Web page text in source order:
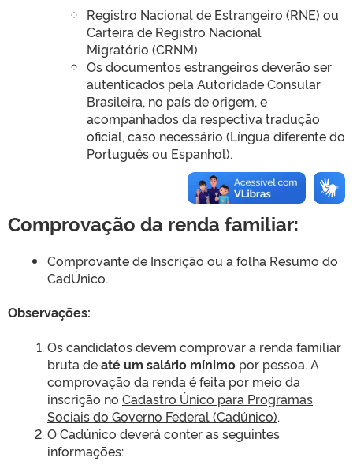
Registro Nacional de Estrangeiro (RNE) ou
Carteira de Registro Nacional
Migratório (CRNM).
Os documentos estrangeiros deverão ser
autenticados pela Autoridade Consular
Brasileira, no país de origem, e
acompanhados da respectiva tradução
oficial, caso necessário (Língua diferente do
Português ou Espanhol).
Comprovação da renda familiar:
Comprovante de Inscrição ou a folha Resumo do
CadÚnico.
Observações:
Os candidatos devem comprovar a renda familiar
bruta deaté um salário mínimo por pessoa. A
comprovação da renda é feita por meio da
inscrição no Cadastro Único para Programas
Sociais do Governo Federal (Cadúnico).
O Cadúnico deverá conter as seguintes
informações: